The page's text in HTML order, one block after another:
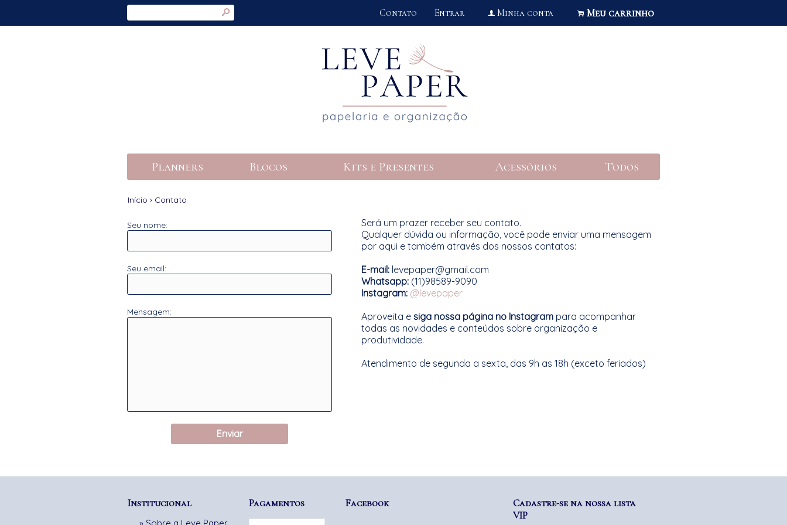
s Contato Entrar f Minha conta . Meu carrinho
Planners Blocos Kits e Presentes Acessórios Todos
Início › Contato
Seu nome:
Seu email:
Mensagem:
Enviar
Será um prazer receber seu contato.
Qualquer dúvida ou informação, você pode enviar uma mensagem
por aqui e também através dos nossos contatos:
E-mail: levepaper@gmail.com
Whatsapp: (11)98589-9090
Instagram: @levepaper
Aproveita e siga nossa página no Instagram para acompanhar
todas as novidades e conteúdos sobre organização e
produtividade.
Atendimento de segunda a sexta, das 9h as 18h (exceto feriados)
Institucional Pagamentos Facebook
Cadastre-se na nossa lista
VIP